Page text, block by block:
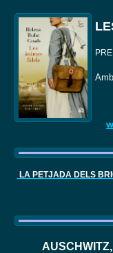
LA PETJADA DELS